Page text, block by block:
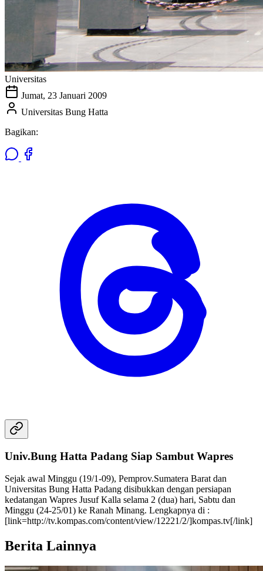
Universitas
Jumat, 23 Januari 2009
Universitas Bung Hatta
Bagikan:
Univ.Bung Hatta Padang Siap Sambut Wapres
Sejak awal Minggu (19/1-09), Pemprov.Sumatera Barat dan
Universitas Bung Hatta Padang disibukkan dengan persiapan
kedatangan Wapres Jusuf Kalla selama 2 (dua) hari, Sabtu dan
Minggu (24-25/01) ke Ranah Minang. Lengkapnya di :
[link=http://tv.kompas.com/content/view/12221/2/]kompas.tv[/link]
Berita Lainnya